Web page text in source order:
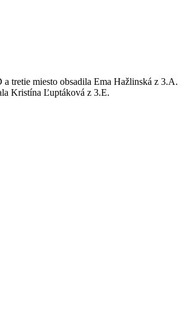
tretie miesto obsadila Ema Hažlinská z 3.A.
Kristína Ľuptáková z 3.E.